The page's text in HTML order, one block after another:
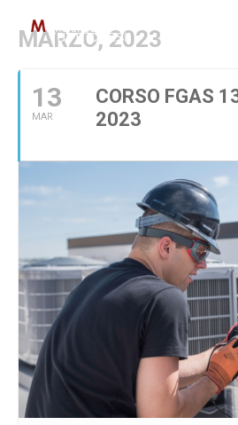
TUTTI CORSI
MARZO, 2023
13
MAR
CORSO FGAS
2023